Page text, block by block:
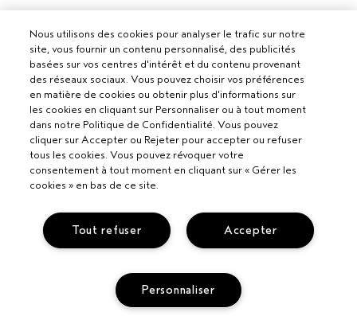
Pour les professionnels
DEVENIR UN SALON AVEDA
Nous utilisons des cookies pour analyser le trafic sur notre
site, vous fournir un contenu personnalisé, des publicités
basées sur vos centres d'intérêt et du contenu provenant
des réseaux sociaux. Vous pouvez choisir vos préférences
en matière de cookies ou obtenir plus d'informations sur
les cookies en cliquant sur Personnaliser ou à tout moment
dans notre Politique de Confidentialité. Vous pouvez
cliquer sur Accepter ou Rejeter pour accepter ou refuser
tous les cookies. Vous pouvez révoquer votre
consentement à tout moment en cliquant sur « Gérer les
cookies » en bas de ce site.
Accepter
Tout refuser
Personnaliser